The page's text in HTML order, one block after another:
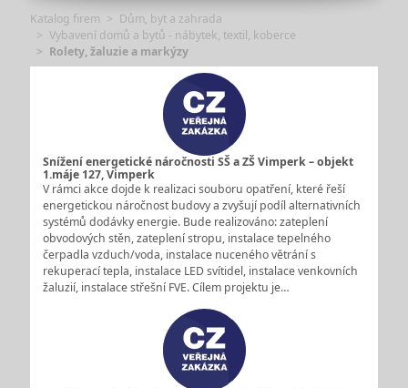
Katalog firem
Dům, byt a zahrada
Vybavení domů a bytů - nábytek, textil, koberce
Rolety, žaluzie a markýzy
Snížení energetické náročnosti SŠ a ZŠ Vimperk – objekt
1.máje 127, Vimperk
V rámci akce dojde k realizaci souboru opatření, které řeší
energetickou náročnost budovy a zvyšují podíl alternativních
systémů dodávky energie. Bude realizováno: zateplení
obvodových stěn, zateplení stropu, instalace tepelného
čerpadla vzduch/voda, instalace nuceného větrání s
rekuperací tepla, instalace LED svítidel, instalace venkovních
žaluzií, instalace střešní FVE. Cílem projektu je…